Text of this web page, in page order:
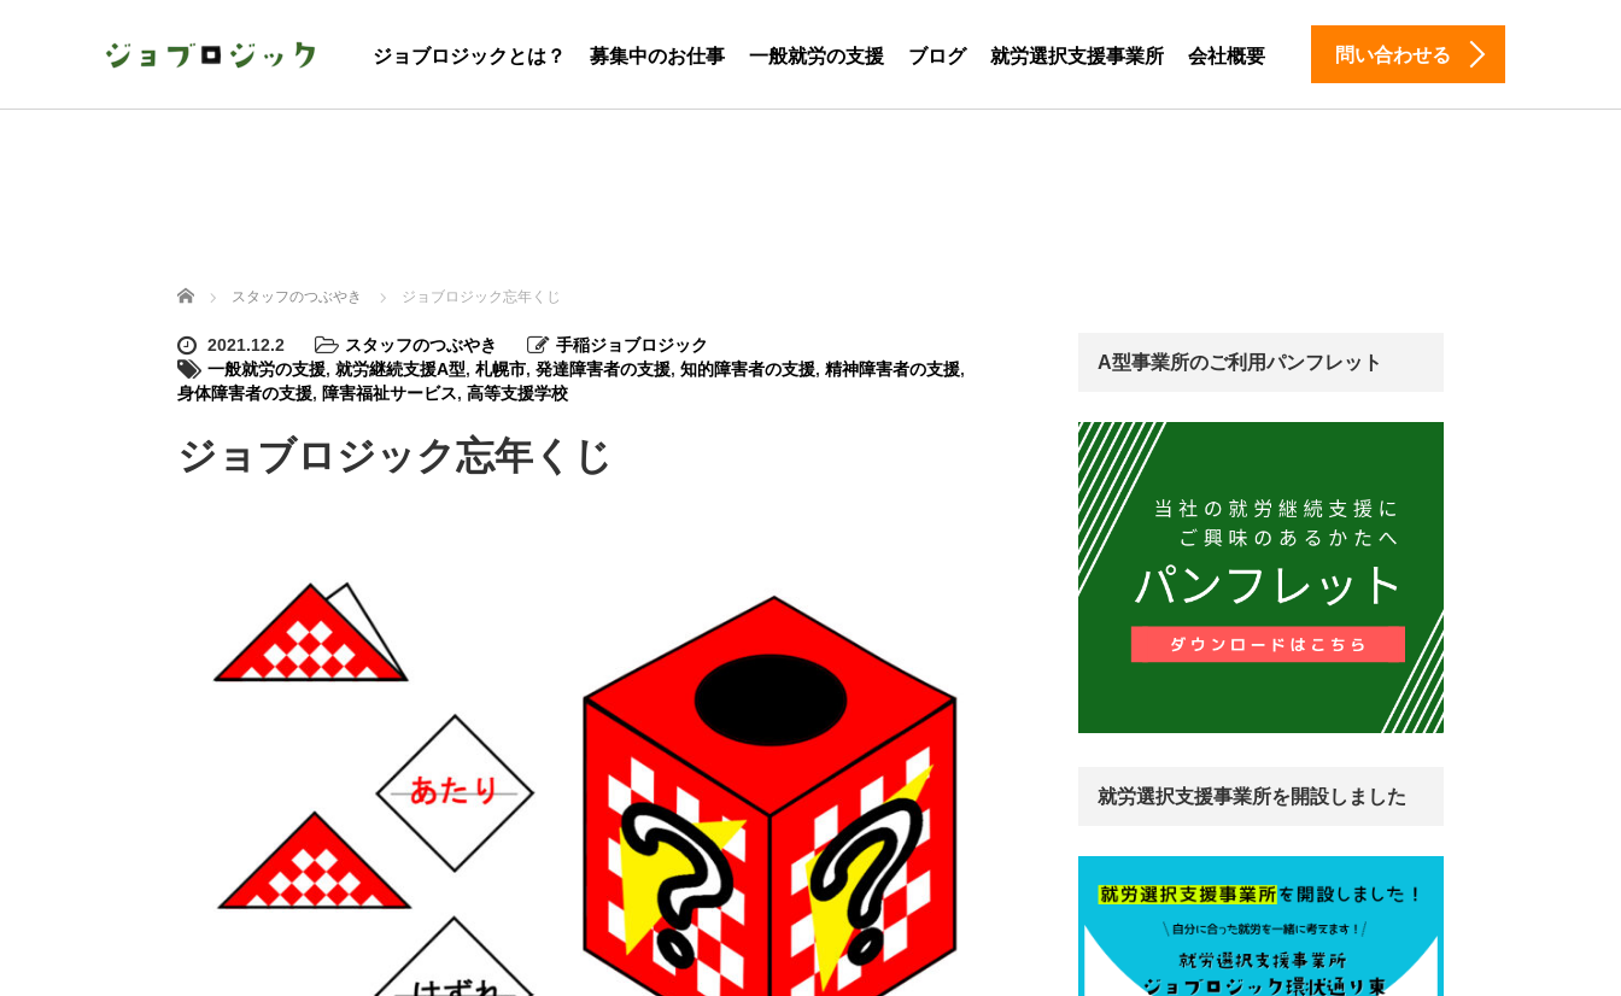
ジョブロジックとは？ 募集中のお仕事 一般就労の支援 ブログ 就労選択支援事業所 会社概要 問い合わせる
ホーム スタッフのつぶやき ジョブロジック忘年くじ
2021.12.2 スタッフのつぶやき
手稲ジョブロジック
一般就労の支援, 就労継続支援A型, 札幌市, 発達障害者の支援, 知的障害者の支援, 精神障害者の支援,
身体障害者の支援, 障害福祉サービス, 高等支援学校
ジョブロジック忘年くじ
A型事業所のご利用パンフレット
就労選択支援事業所を開設しました